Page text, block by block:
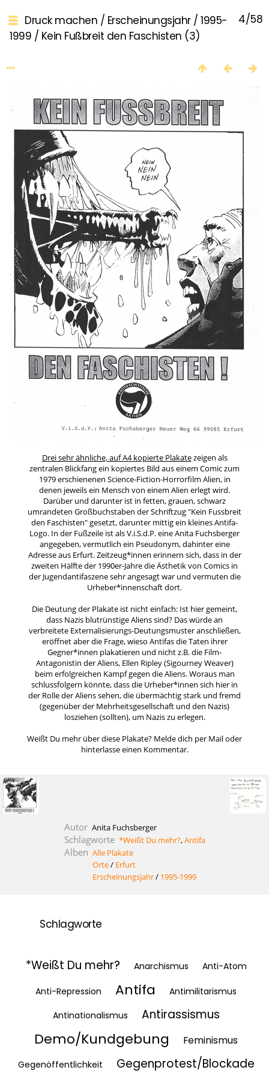
4/58
Druck machen / Erscheinungsjahr/ 1995-
1999 / Kein Fußbreit den Faschisten (3)
Drei sehr ähnliche, auf A4 kopierte Plakatezeigen als
zentralen Blickfang ein kopiertes Bild aus einem Comic zum
1979 erschienenen Science-Fiction-Horrorfilm Alien, in
denen jeweils ein Mensch von einem Alien erlegt wird.
Darüber und darunter ist in fetten, grauen, schwarz
umrandeten Großbuchstaben der Schriftzug "Kein Fussbreit
den Faschisten" gesetzt, darunter mittig ein kleines Antifa-
Logo. In der Fußzeile ist als V.i.S.d.P. eine Anita Fuchsberger
angegeben, vermutlich ein Pseudonym, dahinter eine
Adresse aus Erfurt. Zeitzeug*innen erinnern sich, dass in der
zweiten Hälfte der 1990er-Jahre die Ästhetik von Comics in
der Jugendantifaszene sehr angesagt war und vermuten die
Urheber*innenschaft dort.
Die Deutung der Plakate ist nicht einfach: Ist hier gemeint,
dass Nazis blutrünstige Aliens sind? Das würde an
verbreitete Externalisierungs-Deutungsmuster anschließen,
eröffnet aber die Frage, wieso Antifas die Taten ihrer
Gegner*innen plakatieren und nicht z.B. die Film-
Antagonistin der Aliens, Ellen Ripley (Sigourney Weaver)
beim erfolgreichen Kampf gegen die Aliens. Woraus man
schlussfolgern könnte, dass die Urheber*innen sich hier in
der Rolle der Aliens sehen, die übermächtig stark und fremd
(gegenüber der Mehrheitsgesellschaft und den Nazis)
losziehen (sollten), um Nazis zu erlegen.
Weißt Du mehr über diese Plakate? Melde dich per Mail oder
hinterlasse einen Kommentar.
Autor Anita Fuchsberger
Schlagworte *Weißt Du mehr?,Antifa
Alben Alle Plakate
Orte/ Erfurt
Erscheinungsjahr/ 1995-1999
Schlagworte
*Weißt Du mehr? Anarchismus Anti-Atom
Anti-Repression Antifa
Antimilitarismus
Antinationalismus
Antirassismus
Demo/Kundgebung Feminismus
Gegenöffentlichkeit Gegenprotest/Blockade